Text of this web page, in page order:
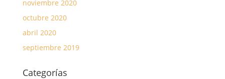
noviembre 2020
octubre 2020
abril 2020
septiembre 2019
Categorías